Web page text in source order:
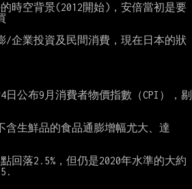
時空背景(2012開始)，安倍當初是要
/企業投資及民間消費，現在日本的狀
日公布9月消費者物價指數（CPI），剔
含生鮮品的食品通膨增幅尤大、達
回落2.5%，但仍是2020年水準的大約